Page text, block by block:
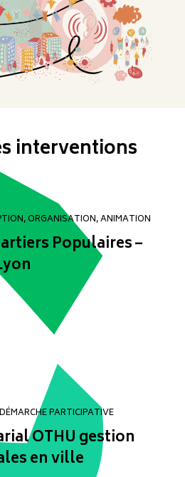
interventions
ORGANISATION, ANIMATION
Populaires –
PARTICIPATIVE
OTHU gestion
en ville